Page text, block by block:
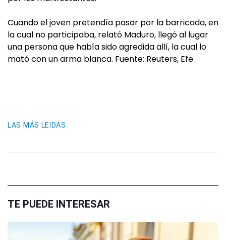
Cuando el joven pretendía pasar por la barricada, en
la cual no participaba, relató Maduro, llegó al lugar
una persona que había sido agredida allí, la cual lo
mató con un arma blanca. Fuente: Reuters, Efe.
LAS MÁS LEIDAS
TE PUEDE INTERESAR